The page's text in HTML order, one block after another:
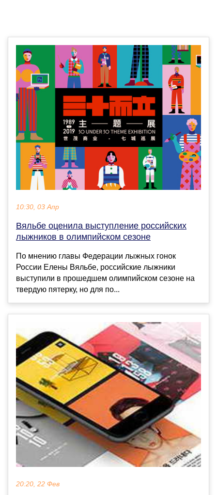
10:30, 03 Апр
Вяльбе оценила выступление российских
лыжников в олимпийском сезоне
По мнению главы Федерации лыжных гонок
России Елены Вяльбе, российские лыжники
выступили в прошедшем олимпийском сезоне на
твердую пятерку, но для по...
20:20, 22 Фев